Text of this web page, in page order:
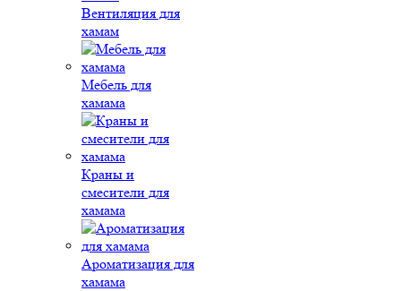
Вентиляция для
хамам
Мебель для
хамама
Краны и
смесители для
хамама
Ароматизация для
хамама